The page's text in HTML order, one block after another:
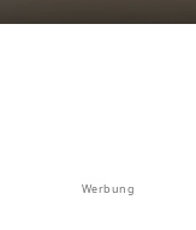
Werbung